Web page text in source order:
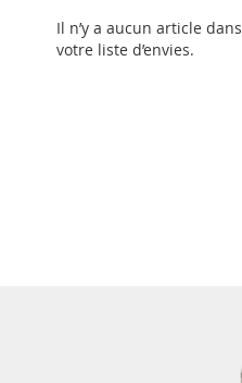
Il n’y a aucun article dans
votre liste d’envies.